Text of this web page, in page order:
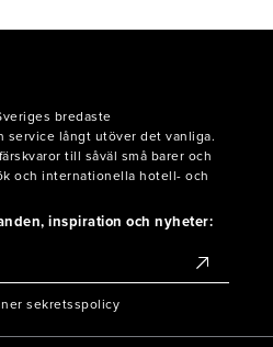
bredaste
service långt utöver det vanliga.
till såväl små barer och
och internationella hotell- och
inspiration och nyheter:
sekretsspolicy